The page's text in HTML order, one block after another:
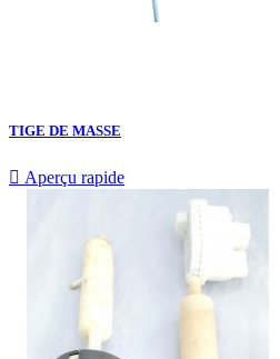
TIGE DE MASSE
 Aperçu rapide